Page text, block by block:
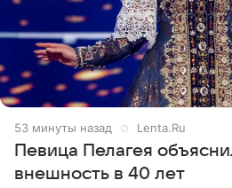
53 минуты назад Lenta.Ru
Певица Пелагея
внешность в 40 лет